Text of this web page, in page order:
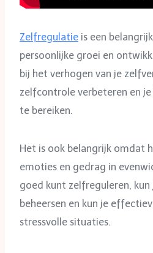
Zelfregulatie is een
persoonlijke groei en
bij het verhogen van je
zelfcontrole verbeteren en
te bereiken.
Het is ook belangrijk omdat
emoties en gedrag in
goed kunt zelfreguleren,
beheersen en kun je
stressvolle situaties.